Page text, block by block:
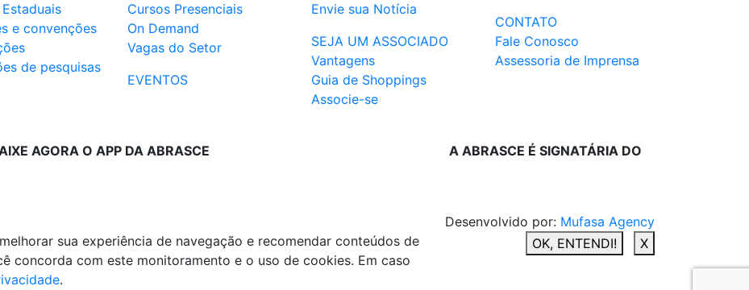
e convenções
de pesquisas
Cursos Presenciais
On Demand
Vagas do Setor
EVENTOS
Envie sua Notícia
SEJA UM ASSOCIADO
Vantagens
Guia de Shoppings
Associe-se
CONTATO
Fale Conosco
Assessoria de Imprensa
AGORA O APP DA ABRASCE A ABRASCE É SIGNATÁRIA DO
Desenvolvido por: Mufasa Agency
sua experiência de navegação e recomendar conteúdos de
concorda com este monitoramento e o uso de cookies. Em caso
.
OK, ENTENDI! X